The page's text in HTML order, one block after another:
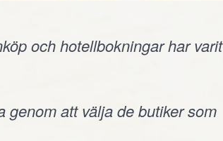
och hotellbokningar har varit
genom att välja de butiker som